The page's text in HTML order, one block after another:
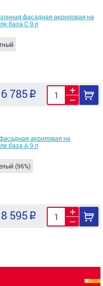
фасадная акриловая на
база C 9 л
6 785
акриловая на
база А 9 л
(96%)
8 595